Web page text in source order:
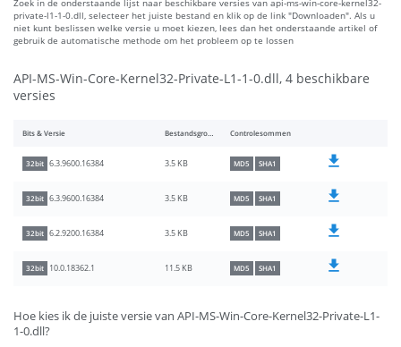
Zoek in de onderstaande lijst naar beschikbare versies van api-ms-win-core-kernel32-
private-l1-1-0.dll, selecteer het juiste bestand en klik op de link "Downloaden". Als u
niet kunt beslissen welke versie u moet kiezen, lees dan het onderstaande artikel of
gebruik de automatische methode om het probleem op te lossen
API-MS-Win-Core-Kernel32-Private-L1-1-0.dll, 4 beschikbare
versies
Bits & Versie Bestandsgrootte Controlesommen
32bit 6.3.9600.16384 3.5 KB MD5 SHA1
32bit 6.3.9600.16384 3.5 KB MD5 SHA1
32bit 6.2.9200.16384 3.5 KB MD5 SHA1
32bit 10.0.18362.1 11.5 KB MD5 SHA1
Hoe kies ik de juiste versie van API-MS-Win-Core-Kernel32-Private-L1-
1-0.dll?